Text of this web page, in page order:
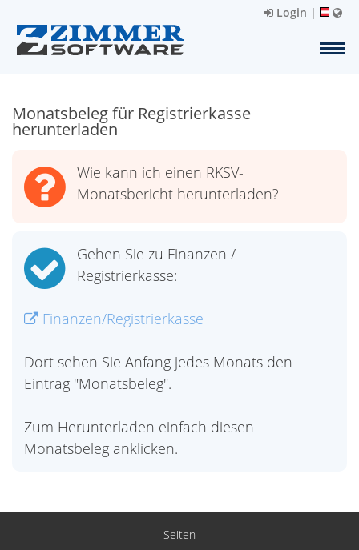
Login |
Monatsbeleg für Registrierkasse
herunterladen
Wie kann ich einen RKSV-
Monatsbericht herunterladen?
Gehen Sie zu Finanzen /
Registrierkasse:
Finanzen/Registrierkasse
Dort sehen Sie Anfang jedes Monats den
Eintrag "Monatsbeleg".
Zum Herunterladen einfach diesen
Monatsbeleg anklicken.
Seiten